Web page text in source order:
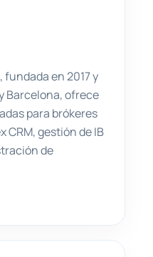
en 2017 y
Barcelona, ofrece
para brókeres
CRM, gestión de IB
de